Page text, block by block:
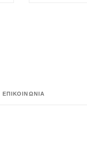
ΕΠΙΚΟΙΝΩΝΊΑ